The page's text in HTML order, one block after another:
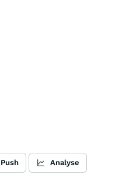
Push Analyse